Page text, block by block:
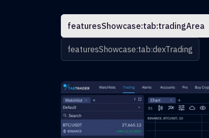
featuresShowcase:tab:tradingArea
featuresShowcase:tab:dexTrading